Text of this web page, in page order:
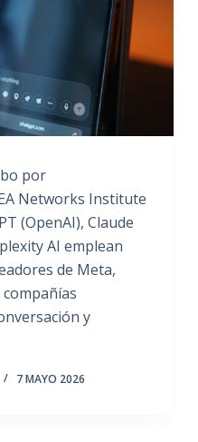
por
Networks Institute
(OpenAI), Claude
AI emplean
de Meta,
y
7 MAYO 2026